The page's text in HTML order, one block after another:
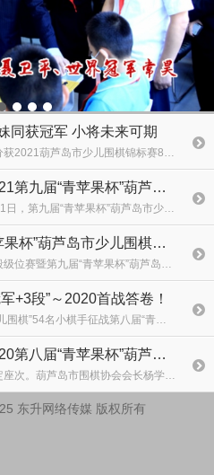
同获冠军 小将未来可期
陈俊亦、张潆亓兄妹分获2021葫芦岛市少儿围棋锦标赛8岁组男、女冠军，杨环宇荣获季军。
【赛事报道】2021第九届“青苹果杯”葫芦岛市少儿围棋锦标赛
2021年7月31日—8月1日，第九届“青苹果杯”葫芦岛市少儿围棋锦标赛在东方丽都酒店成功举办。本次比赛将遴选葫芦岛市少年围棋队，代表葫芦岛市围棋协会参加国家级、省级少儿围棋比赛。
2021第九届“青苹果杯”葫芦岛市少儿围棋锦标赛竞赛规程
2021“全国围棋之乡”段级位赛暨第九届“青苹果杯”葫芦岛市少儿围棋锦标赛规程
+3段”～2020首战答卷！
金秋十月，“青苹果少儿围棋”54名小棋手征战第八届“青苹果杯”葫芦岛市少儿围棋锦标赛。两名学员晋升3段、5名学员晋升2段、10名学员晋升1段、12名学员晋升1级，其余学员均晋升相应
【赛事报道】2020第八届“青苹果杯”葫芦岛市少儿围棋锦标赛
两天激战，各组别排定座次。葫芦岛市围棋协会会长杨学军，“全国围棋之乡”龙港区围棋协会会长吕树东为获奖选手颁奖。
东升网络传媒 版权所有